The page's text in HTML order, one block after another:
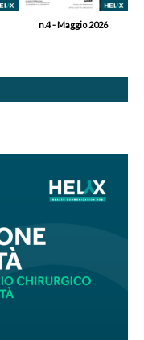
n.4 - Maggio 2026